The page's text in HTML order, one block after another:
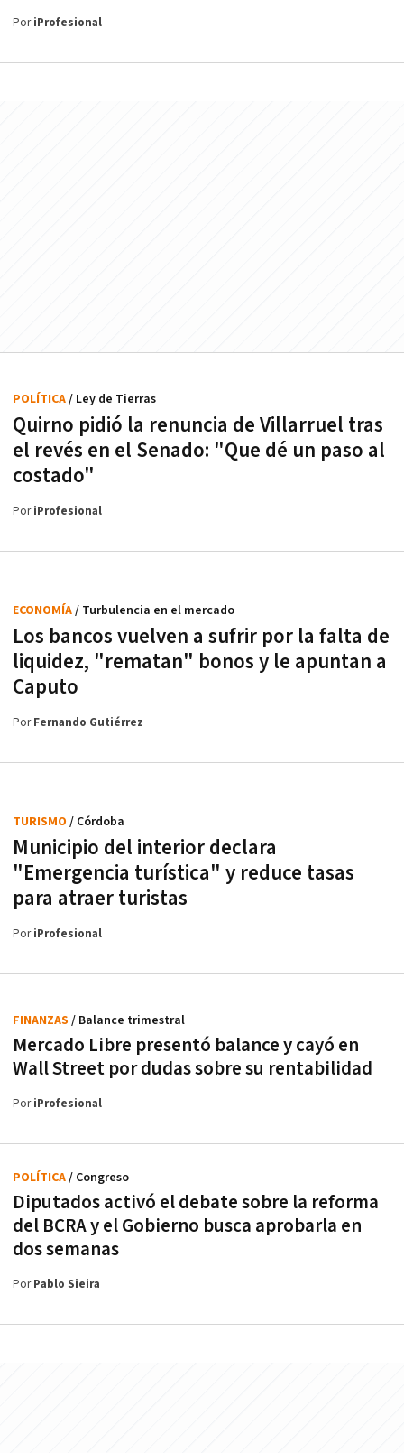
PoriProfesional
Quirno pidió la renuncia de Villarruel tras
el revés en el Senado: "Que dé un paso al
costado"
POLÍTICA/ Ley de Tierras
PoriProfesional
Los bancos vuelven a sufrir por la falta de
liquidez, "rematan" bonos y le apuntan a
Caputo
ECONOMÍA/ Turbulencia en el mercado
PorFernando Gutiérrez
Municipio del interior declara
"Emergencia turística" y reduce tasas
para atraer turistas
TURISMO / Córdoba
PoriProfesional
Mercado Libre presentó balance y cayó en
Wall Street por dudas sobre su rentabilidad
FINANZAS / Balance trimestral
PoriProfesional
Diputados activó el debate sobre la reforma
del BCRA y el Gobierno busca aprobarla en
dos semanas
POLÍTICA/ Congreso
PorPablo Sieira